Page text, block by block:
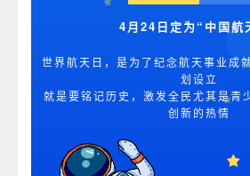
4月24日定为“中国航
世界航天日，是为了纪念航天事业成
划设立
就是要铭记历史，激发全民尤其是青
创新的热情